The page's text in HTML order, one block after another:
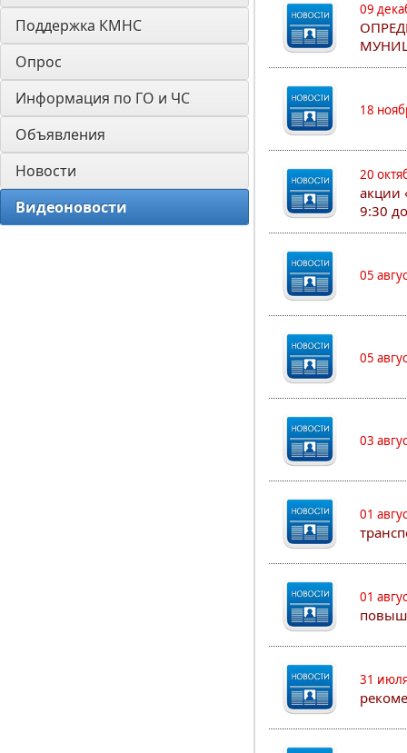
Поддержка КМНС
Опрос
Информация по ГО и ЧС
Объявления
Новости
Видеоновости
09
18
20
акции
9:30
05
05
03
01
01
31